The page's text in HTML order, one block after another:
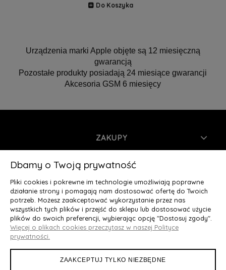
Do Koszyka
Urządzenia marki Apple objęte są 12 miesięczną
gwarancją
Pozostałe produkty posiadają 24 miesiące gwarancji
Akcesoria GSM 6 miesięcy
ZAKUPY
INFORMACJE
MOJE KONTO
O NAS
Deluxury.pl
Dbamy o Twoją prywatność
Pliki cookies i pokrewne im technologie umożliwiają poprawne
działanie strony i pomagają nam dostosować ofertę do Twoich
potrzeb. Możesz zaakceptować wykorzystanie przez nas
wszystkich tych plików i przejść do sklepu lub dostosować użycie
plików do swoich preferencji, wybierając opcję "Dostosuj zgody".
Więcej o plikach cookies przeczytasz w naszej Polityce
prywatności.
ZAAKCEPTUJ TYLKO NIEZBĘDNE